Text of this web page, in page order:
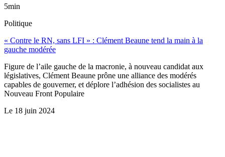
5min
Politique
« Contre le RN, sans LFI » : Clément Beaune tend la main à la
gauche modérée
Figure de l’aile gauche de la macronie, à nouveau candidat aux
législatives, Clément Beaune prône une alliance des modérés
capables de gouverner, et déplore l’adhésion des socialistes au
Nouveau Front Populaire
Le 18 juin 2024